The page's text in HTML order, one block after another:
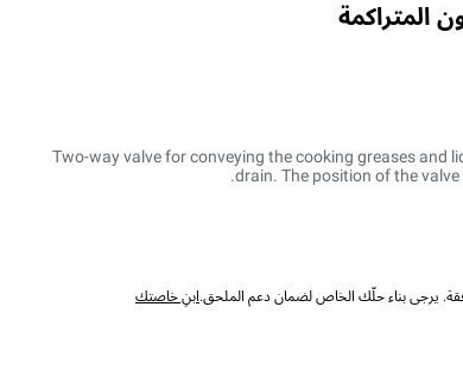
Two-way valve for conveying the cooking greases and
drain. The position of the
يرجى بناء حلّك الخاص لضمان دعم الملحق.ابنِ خاصتك